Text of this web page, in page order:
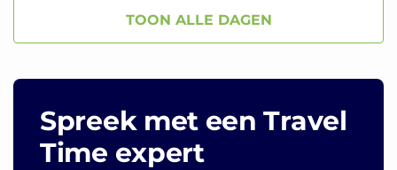
TOON ALLE DAGEN
Spreek met een Travel
Time expert